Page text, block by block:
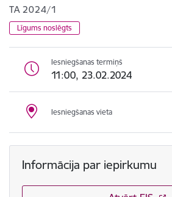
TA 2024/1
Līgums noslēgts
Iesniegšanas termiņš
11:00, 23.02.2024
Iesniegšanas vieta
Informācija par iepirkumu